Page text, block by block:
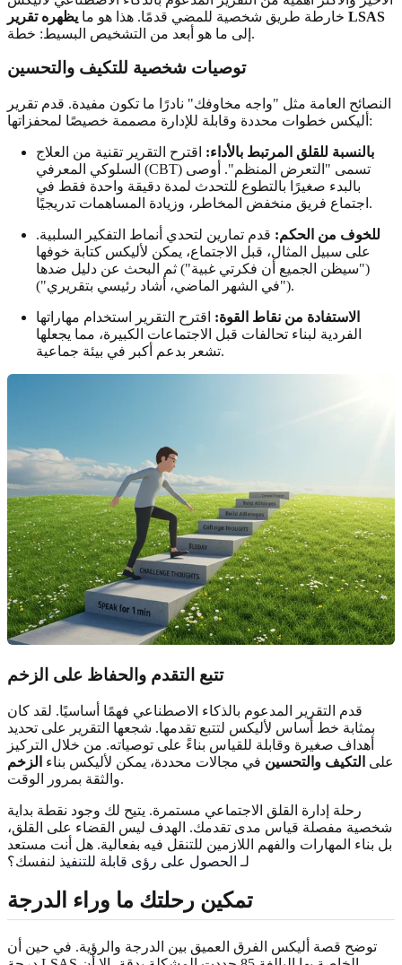
خارطة طريق شخصية للمضي قدمًا. هذا هو ما يظهره تقرير LSAS
إلى ما هو أبعد من التشخيص البسيط: خطة.
توصيات شخصية للتكيف والتحسين
النصائح العامة مثل "واجه مخاوفك" نادرًا ما تكون مفيدة. قدم تقرير
أليكس خطوات محددة وقابلة للإدارة مصممة خصيصًا لمحفزاتها:
بالنسبة للقلق المرتبط بالأداء: اقترح التقرير تقنية من العلاج
السلوكي المعرفي (CBT) تسمى "التعرض المنظم". أوصى
بالبدء صغيرًا بالتطوع للتحدث لمدة دقيقة واحدة فقط في
اجتماع فريق منخفض المخاطر، وزيادة المساهمات تدريجيًا.
للخوف من الحكم: قدم تمارين لتحدي أنماط التفكير السلبية.
على سبيل المثال، قبل الاجتماع، يمكن لأليكس كتابة خوفها
("سيظن الجميع أن فكرتي غبية") ثم البحث عن دليل ضدها
("في الشهر الماضي، أشاد رئيسي بتقريري").
الاستفادة من نقاط القوة: اقترح التقرير استخدام مهاراتها
الفردية لبناء تحالفات قبل الاجتماعات الكبيرة، مما يجعلها
تشعر بدعم أكبر في بيئة جماعية.
تتبع التقدم والحفاظ على الزخم
قدم التقرير المدعوم بالذكاء الاصطناعي فهمًا أساسيًا. لقد كان
بمثابة خط أساس لأليكس لتتبع تقدمها. شجعها التقرير على تحديد
أهداف صغيرة وقابلة للقياس بناءً على توصياته. من خلال التركيز
على التكيف والتحسين في مجالات محددة، يمكن لأليكس بناء الزخم
والثقة بمرور الوقت.
رحلة إدارة القلق الاجتماعي مستمرة. يتيح لك وجود نقطة بداية
شخصية مفصلة قياس مدى تقدمك. الهدف ليس القضاء على القلق،
بل بناء المهارات والفهم اللازمين للتنقل فيه بفعالية. هل أنت مستعد
لـ الحصول على رؤى قابلة للتنفيذ لنفسك؟
تمكين رحلتك ما وراء الدرجة
توضح قصة أليكس الفرق العميق بين الدرجة والرؤية. في حين أن